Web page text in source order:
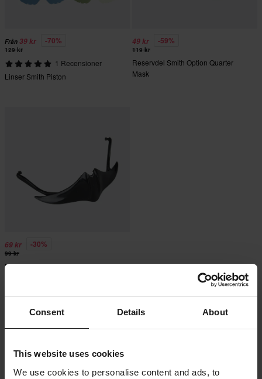
Consent Details About
This website uses cookies
We use cookies to personalise content and ads, to
Från 39 kr -70%
129 kr
1 Recensioner
Linser Smith Piston
49 kr -59%
119 kr
Reservdel Smith Option Quarter
Mask
69 kr -30%
99 kr
Reservdel Smith Warp Quarter Mask